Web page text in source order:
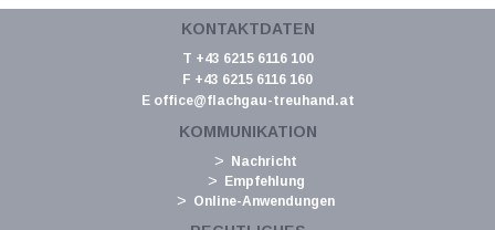
KONTAKTDATEN
T +43 6215 6116 100
F +43 6215 6116 160
E office@flachgau-treuhand.at
KOMMUNIKATION
Nachricht
Empfehlung
Online-Anwendungen